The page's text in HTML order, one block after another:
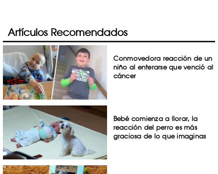
Artículos Recomendados
Conmovedora reacción de un
niño al enterarse que venció al
cáncer
Bebé comienza a llorar, la
reacción del perro es más
graciosa de lo que imaginas